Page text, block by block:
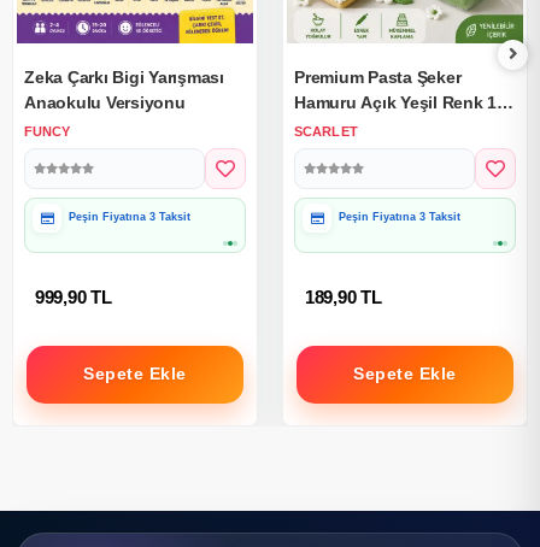
Zeka Çarkı Bigi Yarışması
Anaokulu Versiyonu
FUNCY
Peşin Fiyatına 3 Taksit
999,90 TL
Sepete Ekle
Premium Pasta Şeker
Hamuru Açık Yeşil Renk 1
Kg.
SCARLET
Peşin Fiyatına 3 Taksit
189,90 TL
Sepete Ekle